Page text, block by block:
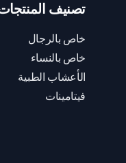
تصنيف
خاص بالرجال
خاص بالنساء
الأعشاب الطبية
فيتامينات